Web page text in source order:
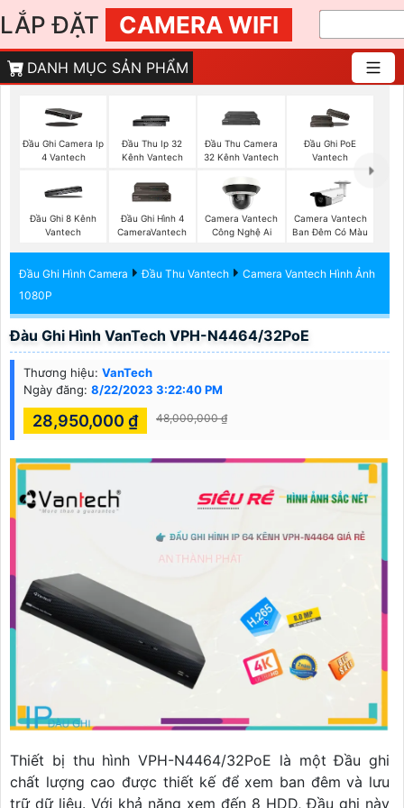
LẮP ĐẶT CAMERA WIFI
DANH MỤC SẢN PHẨM
Đầu Ghi Camera Ip
4 Vantech
Đầu Thu Ip 32
Kênh Vantech
Đầu Thu Camera
32 Kênh Vantech
Đầu Ghi PoE
Vantech
Đầu Ghi 8 Kênh
Vantech
Đầu Ghi Hình 4
CameraVantech
Camera Vantech
Công Nghệ Ai
Camera Vantech
Ban Đêm Có Màu
Đầu Ghi Hình Camera Đầu Thu Vantech
Camera Vantech Hình Ảnh
1080P
Đàu Ghi Hình VanTech VPH-N4464/32PoE
Thương hiệu: VanTech
Ngày đăng: 8/22/2023 3:22:40 PM
28,950,000 ₫ 48,000,000 ₫
Thiết bị thu hình VPH-N4464/32PoE là một Đầu ghi
chất lượng cao được thiết kế để xem ban đêm và lưu
trữ dữ liệu. Với khả năng xem đến 8 HDD, Đầu ghi này